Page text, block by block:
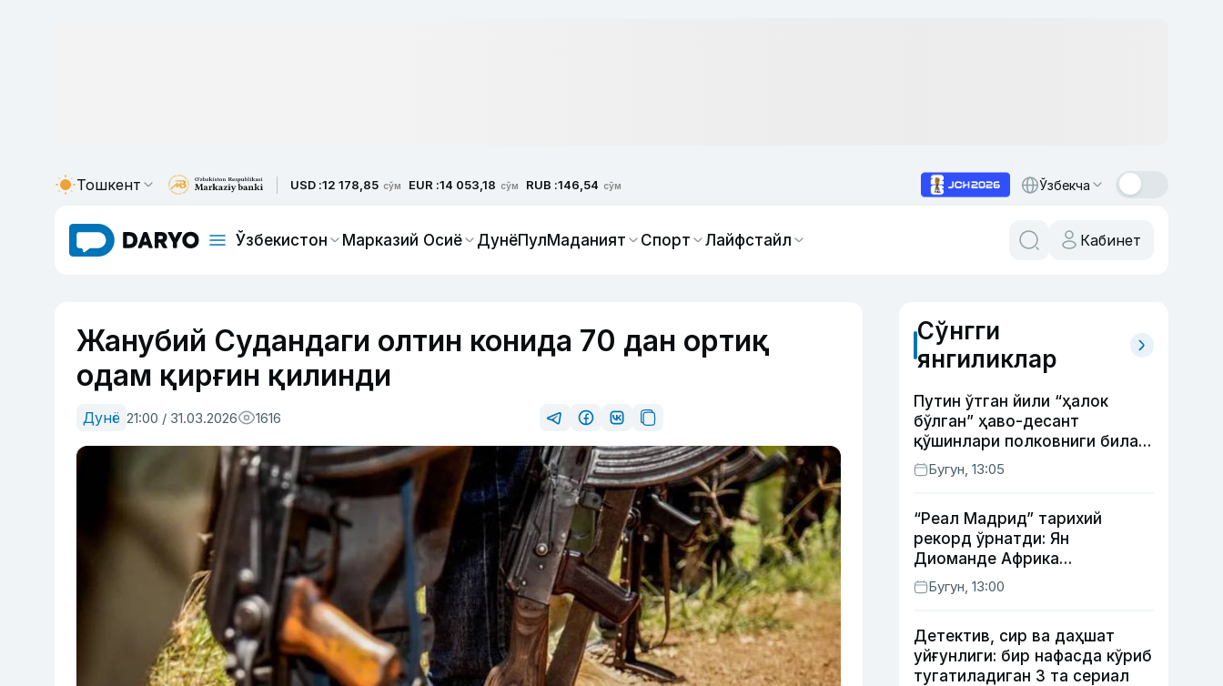
Тошкент USD :12 178,85 сўм EUR :14 053,18 сўм RUB :146,54 сўм Ўзбекча
Ўзбекистон Марказий Осиё ДунёПулМаданият Спорт Лайфстайл Кабинет
Жанубий Судандаги олтин конида 70 дан ортиқ
одам қирғин қилинди
Дунё 21:00 / 31.03.2026 1616
Сўнгги
янгиликлар
Путин ўтган йили “ҳалок
бўлган” ҳаво-десант
қўшинлари полковниги билан
телефон орқали
суҳбатлашди
Бугун, 13:05
“Реал Мадрид” тарихий
рекорд ўрнатди: Ян
Диоманде Африка
футболидаги энг қиммат
трансферга айланди
Бугун, 13:00
Детектив, сир ва даҳшат
уйғунлиги: бир нафасда кўриб
тугатиладиган 3 та сериал